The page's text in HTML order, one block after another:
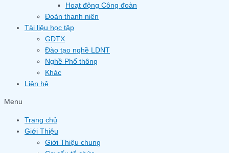
Hoạt động Công đoàn
Đoàn thanh niên
Tài liệu học tập
GDTX
Đào tạo nghề LDNT
Nghề Phổ thông
Khác
Liên hệ
Menu
Trang chủ
Giới Thiệu
Giới Thiệu chung